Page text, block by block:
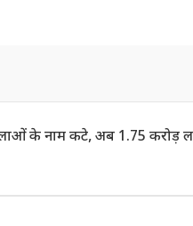
के नाम कटे, अब 1.75 करोड़